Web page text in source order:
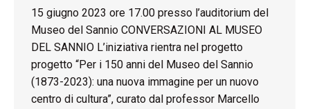
15 giugno 2023 ore 17.00 presso l’auditorium del
Museo del Sannio CONVERSAZIONI AL MUSEO
DEL SANNIO L’iniziativa rientra nel progetto
progetto “Per i 150 anni del Museo del Sannio
(1873-2023): una nuova immagine per un nuovo
centro di cultura”, curato dal professor Marcello